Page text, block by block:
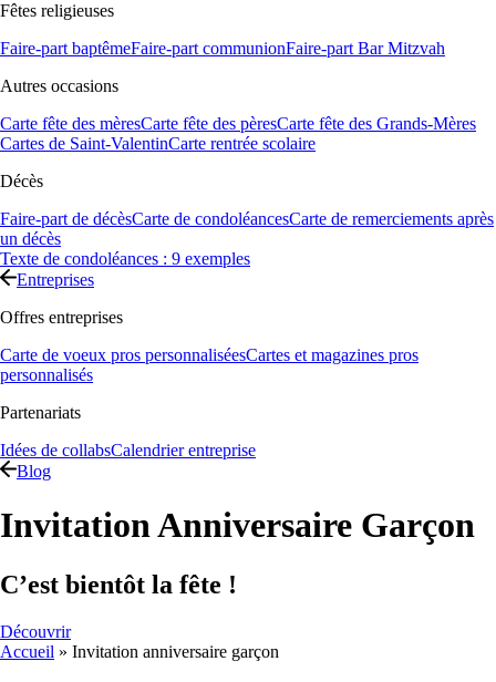
Fêtes religieuses
Faire-part baptêmeFaire-part communionFaire-part Bar Mitzvah
Autres occasions
Carte fête des mèresCarte fête des pèresCarte fête des Grands-Mères
Cartes de Saint-ValentinCarte rentrée scolaire
Décès
Faire-part de décèsCarte de condoléancesCarte de remerciements après
un décès
Texte de condoléances : 9 exemples
Entreprises
Offres entreprises
Carte de voeux pros personnaliséesCartes et magazines pros
personnalisés
Partenariats
Idées de collabsCalendrier entreprise
Blog
Invitation Anniversaire Garçon
C’est bientôt la fête !
Découvrir
Accueil » Invitation anniversaire garçon